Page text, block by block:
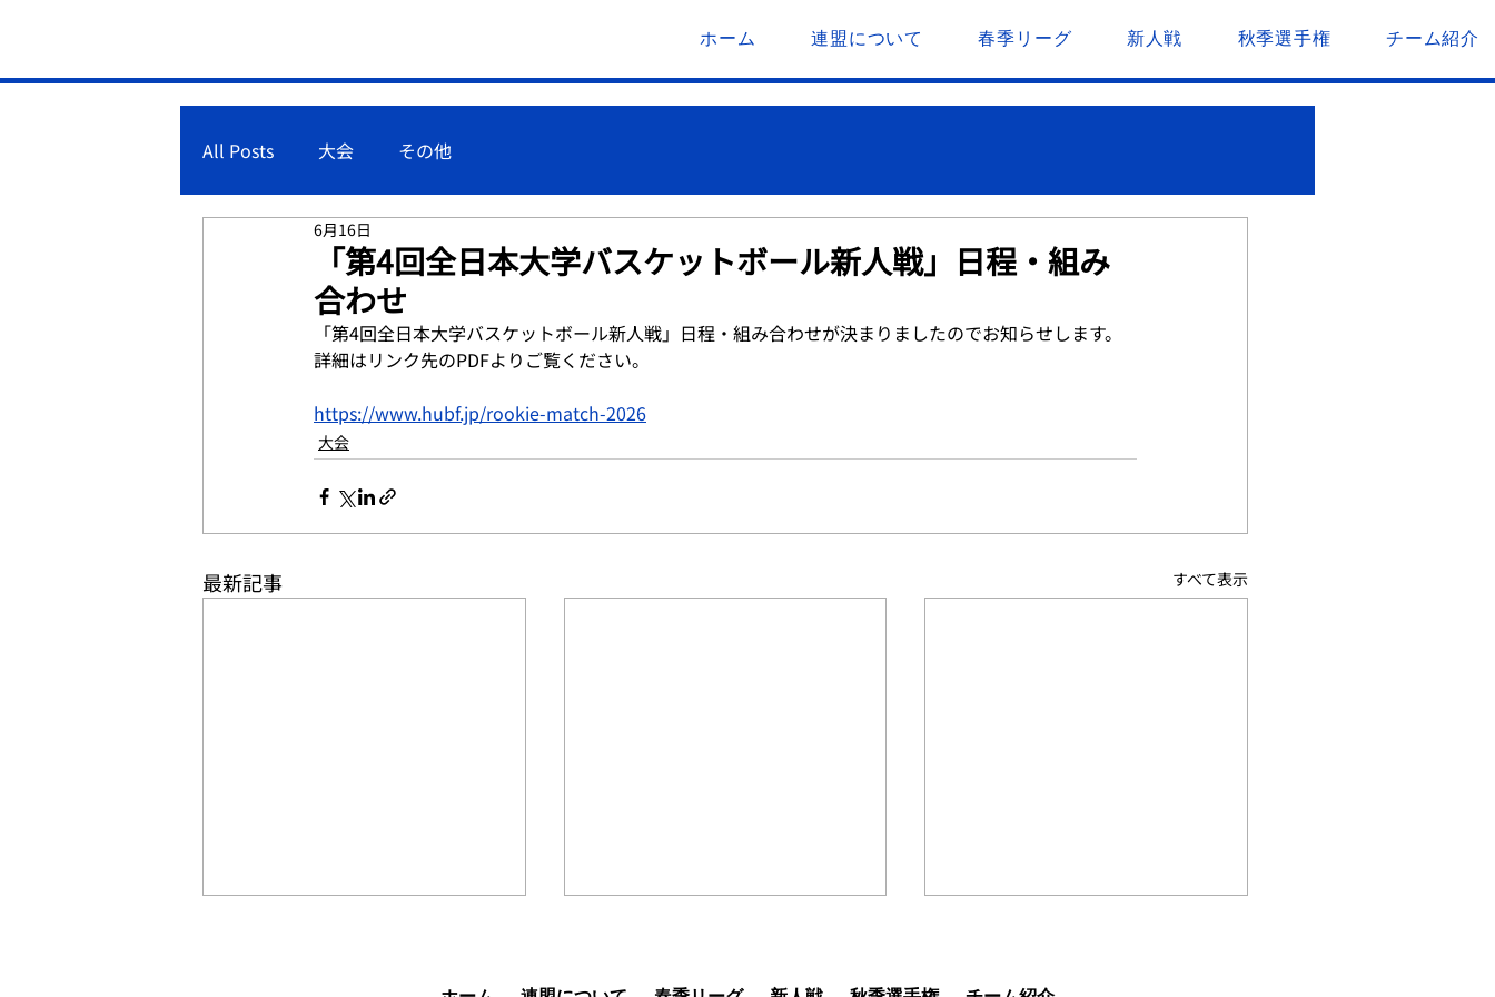
ホーム 連盟について 春季リーグ 新人戦 秋季選手権 チーム紹介
All Posts 大会 その他
「第4回全日本大学バスケットボール新人戦」日程・組み
合わせ
6月16日
「第4回全日本大学バスケットボール新人戦」日程・組み合わせが決まりましたのでお知らせします。
詳細はリンク先のPDFよりご覧ください。
https://www.hubf.jp/rookie-match-2026
大会
最新記事 すべて表示